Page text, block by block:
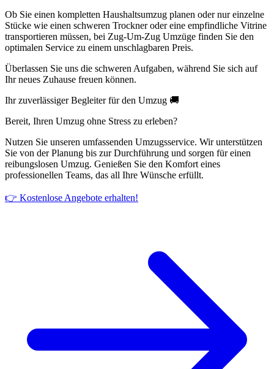
Ob Sie einen kompletten Haushaltsumzug planen oder nur einzelne
Stücke wie einen schweren Trockner oder eine empfindliche Vitrine
transportieren müssen, bei Zug-Um-Zug Umzüge finden Sie den
optimalen Service zu einem unschlagbaren Preis.
Überlassen Sie uns die schweren Aufgaben, während Sie sich auf
Ihr neues Zuhause freuen können.
Ihr zuverlässiger Begleiter für den Umzug 🚚
Bereit, Ihren Umzug ohne Stress zu erleben?
Nutzen Sie unseren umfassenden Umzugsservice. Wir unterstützen
Sie von der Planung bis zur Durchführung und sorgen für einen
reibungslosen Umzug. Genießen Sie den Komfort eines
professionellen Teams, das all Ihre Wünsche erfüllt.
👉 Kostenlose Angebote erhalten!